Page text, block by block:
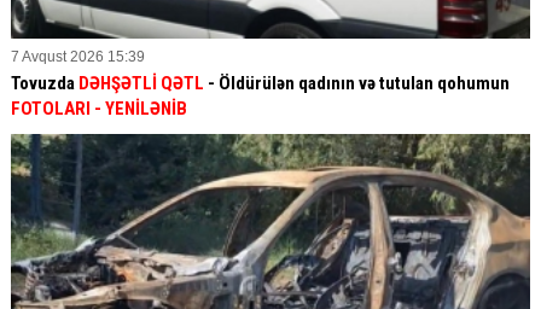
7 Avqust 2026 15:39
Tovuzda DƏHŞƏTLİ QƏTL - Öldürülən qadının və tutulan qohumun
FOTOLARI - YENİLƏNİB